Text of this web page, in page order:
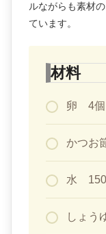
ルながらも素材
ています。
材料
卵 4個
かつお
水
しょう